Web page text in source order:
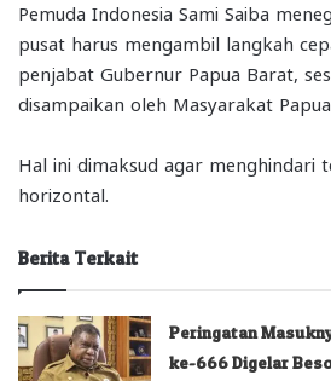
Pemuda Indonesia Sami Saiba
pusat harus mengambil langkah
penjabat Gubernur Papua Barat,
disampaikan oleh Masyarakat
Hal ini dimaksud agar menghindari
horizontal.
Berita Terkait
Peringatan
ke-666 Digelar